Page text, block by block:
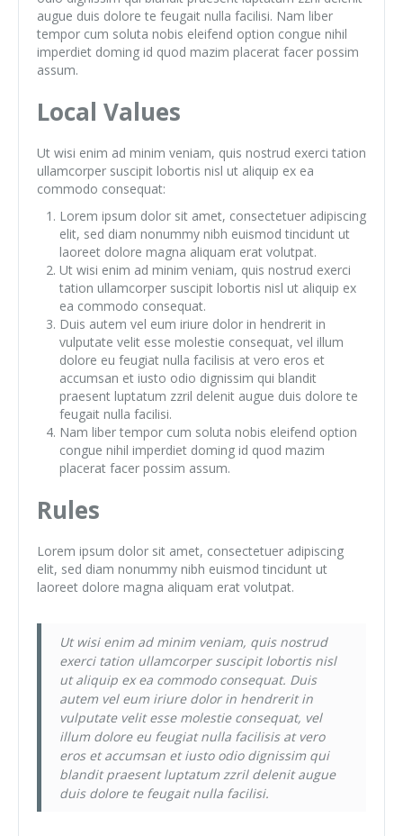
augue duis dolore te feugait nulla facilisi. Nam liber
tempor cum soluta nobis eleifend option congue nihil
imperdiet doming id quod mazim placerat facer possim
assum.
Local Values
Ut wisi enim ad minim veniam, quis nostrud exerci tation
ullamcorper suscipit lobortis nisl ut aliquip ex ea
commodo consequat:
Lorem ipsum dolor sit amet, consectetuer adipiscing
elit, sed diam nonummy nibh euismod tincidunt ut
laoreet dolore magna aliquam erat volutpat.
Ut wisi enim ad minim veniam, quis nostrud exerci
tation ullamcorper suscipit lobortis nisl ut aliquip ex
ea commodo consequat.
Duis autem vel eum iriure dolor in hendrerit in
vulputate velit esse molestie consequat, vel illum
dolore eu feugiat nulla facilisis at vero eros et
accumsan et iusto odio dignissim qui blandit
praesent luptatum zzril delenit augue duis dolore te
feugait nulla facilisi.
Nam liber tempor cum soluta nobis eleifend option
congue nihil imperdiet doming id quod mazim
placerat facer possim assum.
Rules
Lorem ipsum dolor sit amet, consectetuer adipiscing
elit, sed diam nonummy nibh euismod tincidunt ut
laoreet dolore magna aliquam erat volutpat.
Ut wisi enim ad minim veniam, quis nostrud
exerci tation ullamcorper suscipit lobortis nisl
ut aliquip ex ea commodo consequat. Duis
autem vel eum iriure dolor in hendrerit in
vulputate velit esse molestie consequat, vel
illum dolore eu feugiat nulla facilisis at vero
eros et accumsan et iusto odio dignissim qui
blandit praesent luptatum zzril delenit augue
duis dolore te feugait nulla facilisi.